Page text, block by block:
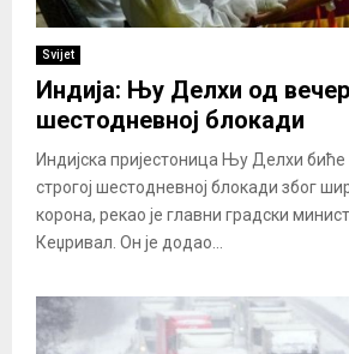
Svijet
Индија: Њу Делхи од
шестодневној блокади
Индијска пријестоница Њу Делхи
строгој шестодневној блокади због
корона, рекао је главни градски
Кеџривал. Он је додао...